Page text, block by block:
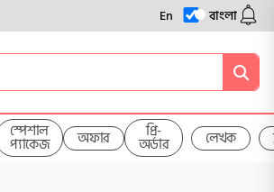
En বাংলা
স্পেশাল
প্যাকেজ অফার প্রি-
অর্ডার লেখক